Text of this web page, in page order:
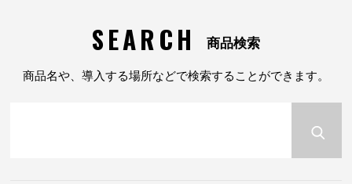
SEARCH 商品検索
商品名や、導入する場所などで検索することができます。